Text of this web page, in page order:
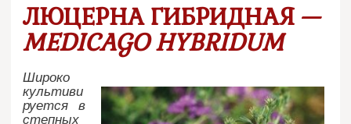
ЛЮЦЕРНА ГИБРИДНАЯ —
MEDICAGO HYBRIDUM
Широко
культиви
руется в
степных